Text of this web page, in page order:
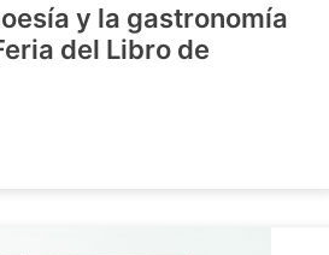
y la gastronomía
del Libro de